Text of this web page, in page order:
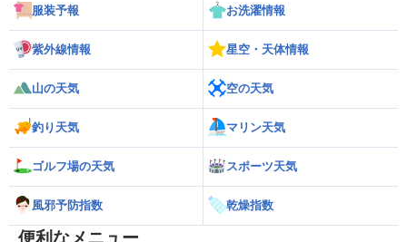
服装予報 お洗濯情報
紫外線情報 星空・天体情報
山の天気 空の天気
釣り天気 マリン天気
ゴルフ場の天気 スポーツ天気
風邪予防指数 乾燥指数
便利なメニュー